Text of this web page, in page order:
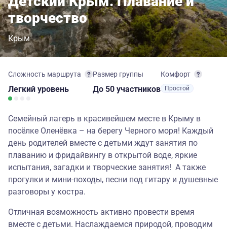
творчество
Крым
Сложность маршрута
Легкий уровень
Комфорт
Простой
Размер группы
до 50 участников
Семейный лагерь в красивейшем месте в Крыму в
посёлке Оленёвка – на берегу Черного моря! Каждый
день родителей вместе с детьми ждут занятия по
плаванию и фридайвингу в открытой воде, яркие
испытания, загадки и творческие занятия! А также
прогулки и мини-походы, песни под гитару и душевные
разговоры у костра.
Отличная возможность активно провести время
вместе с детьми. Наслаждаемся природой, проводим